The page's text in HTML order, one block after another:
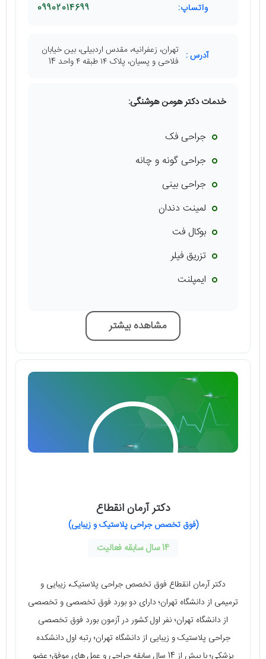
واتساپ: 09902014699
آدرس : تهران، زعفرانیه، مقدس اردبیلی، بین خیابان
فلاحی و پسیان، پلاک ١۴ طبقه ۴ واحد 14
خدمات دکتر هومن هوشنگی:
جراحی فک
جراحی گونه و چانه
جراحی بینی
لمینت دندان
بوکال فت
تزریق فیلر
ایمپلنت
مشاهده بیشتر
دکتر آرمان انقطاع
(فوق تخصص جراحی پلاستیک و زیبایی)
14 سال سابقه فعالیت
دکتر آرمان انقطاع فوق تخصص جراحی پلاستیک، زیبایی و
ترمیمی از دانشگاه تهران؛ دارای دو بورد فوق تخصصی و تخصصی
از دانشگاه تهران؛ نفر اول کشور در آزمون بورد فوق تخصصی
جراحی پلاستیک و زیبایی از دانشگاه تهران؛ رتبه اول دانشکده
پزشکی؛ با بیش از 14 سال سابقه جراحی و عمل های موفق؛ عضو